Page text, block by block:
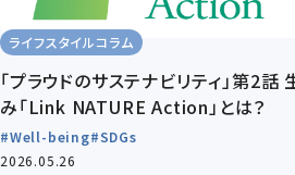
ライフスタイルコラム
「プラウドのサステナビリティ」第2
み「Link NATURE Action」とは？
#Well-being#SDGs
2026.05.26